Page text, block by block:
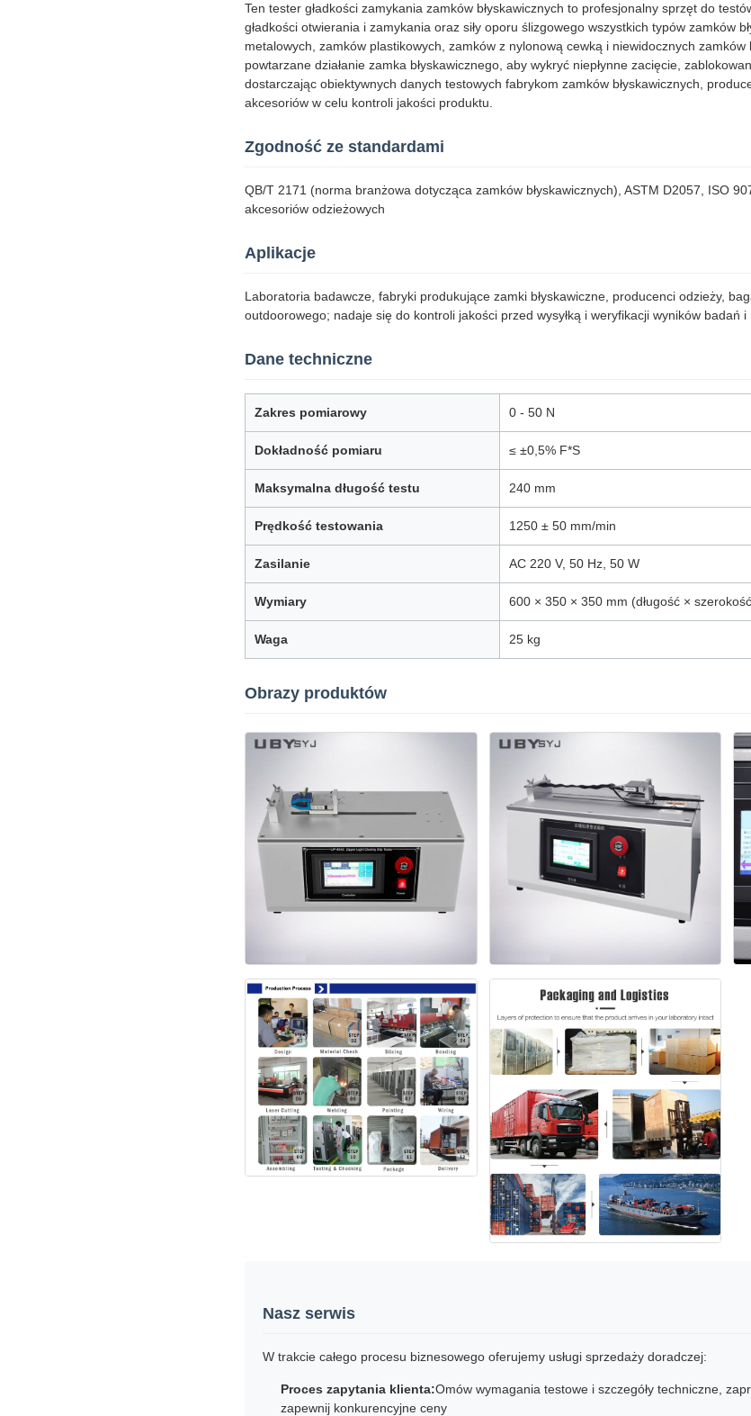
Ten tester gładkości zamykania zamków błyskawicznych to profesjonalny sprzęt do
gładkości otwierania i zamykania oraz siły oporu ślizgowego wszystkich typów zamków
metalowych, zamków plastikowych, zamków z nylonową cewką i niewidocznych zamków
powtarzane działanie zamka błyskawicznego, aby wykryć niepłynne zacięcie,
dostarczając obiektywnych danych testowych fabrykom zamków błyskawicznych,
akcesoriów w celu kontroli jakości produktu.
Zgodność ze standardami
QB/T 2171 (norma branżowa dotycząca zamków błyskawicznych), ASTM D2057, ISO
akcesoriów odzieżowych
Aplikacje
Laboratoria badawcze, fabryki produkujące zamki błyskawiczne, producenci odzieży,
outdoorowego; nadaje się do kontroli jakości przed wysyłką i weryfikacji wyników badań
Dane techniczne
Zakres pomiarowy 0 - 50 N
Dokładność pomiaru ≤ ±0,5% F*S
Maksymalna długość testu 240 mm
Prędkość testowania 1250 ± 50 mm/min
Zasilanie AC 220 V, 50 Hz, 50 W
Wymiary 600 × 350 × 350 mm (długość ×
Waga 25 kg
Obrazy produktów
Nasz serwis
W trakcie całego procesu biznesowego oferujemy usługi sprzedaży doradczej:
Proces zapytania klienta:Omów wymagania testowe i szczegóły techniczne,
zapewnij konkurencyjne ceny